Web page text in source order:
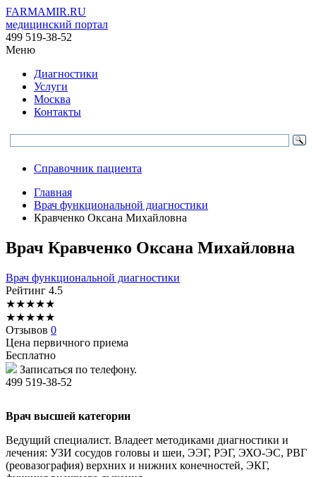
FARMAMIR.RU
медицинский портал
499 519-38-52
Меню
Диагностики
Услуги
Москва
Контакты
Справочник пациента
Главная
Врач функциональной диагностики
Кравченко Оксана Михайловна
Врач Кравченко Оксана Михайловна
Врач функциональной диагностики
Рейтинг 4.5
★★★★★
★★★★★
Отзывов 0
Цена первичного приема
Бесплатно
Записаться по телефону.
499 519-38-52
Врач высшей категории
Ведущий специалист. Владеет методиками диагностики и
лечения: УЗИ сосудов головы и шеи, ЭЭГ, РЭГ, ЭХО-ЭС, РВГ
(реовазография) верхних и нижних конечностей, ЭКГ,